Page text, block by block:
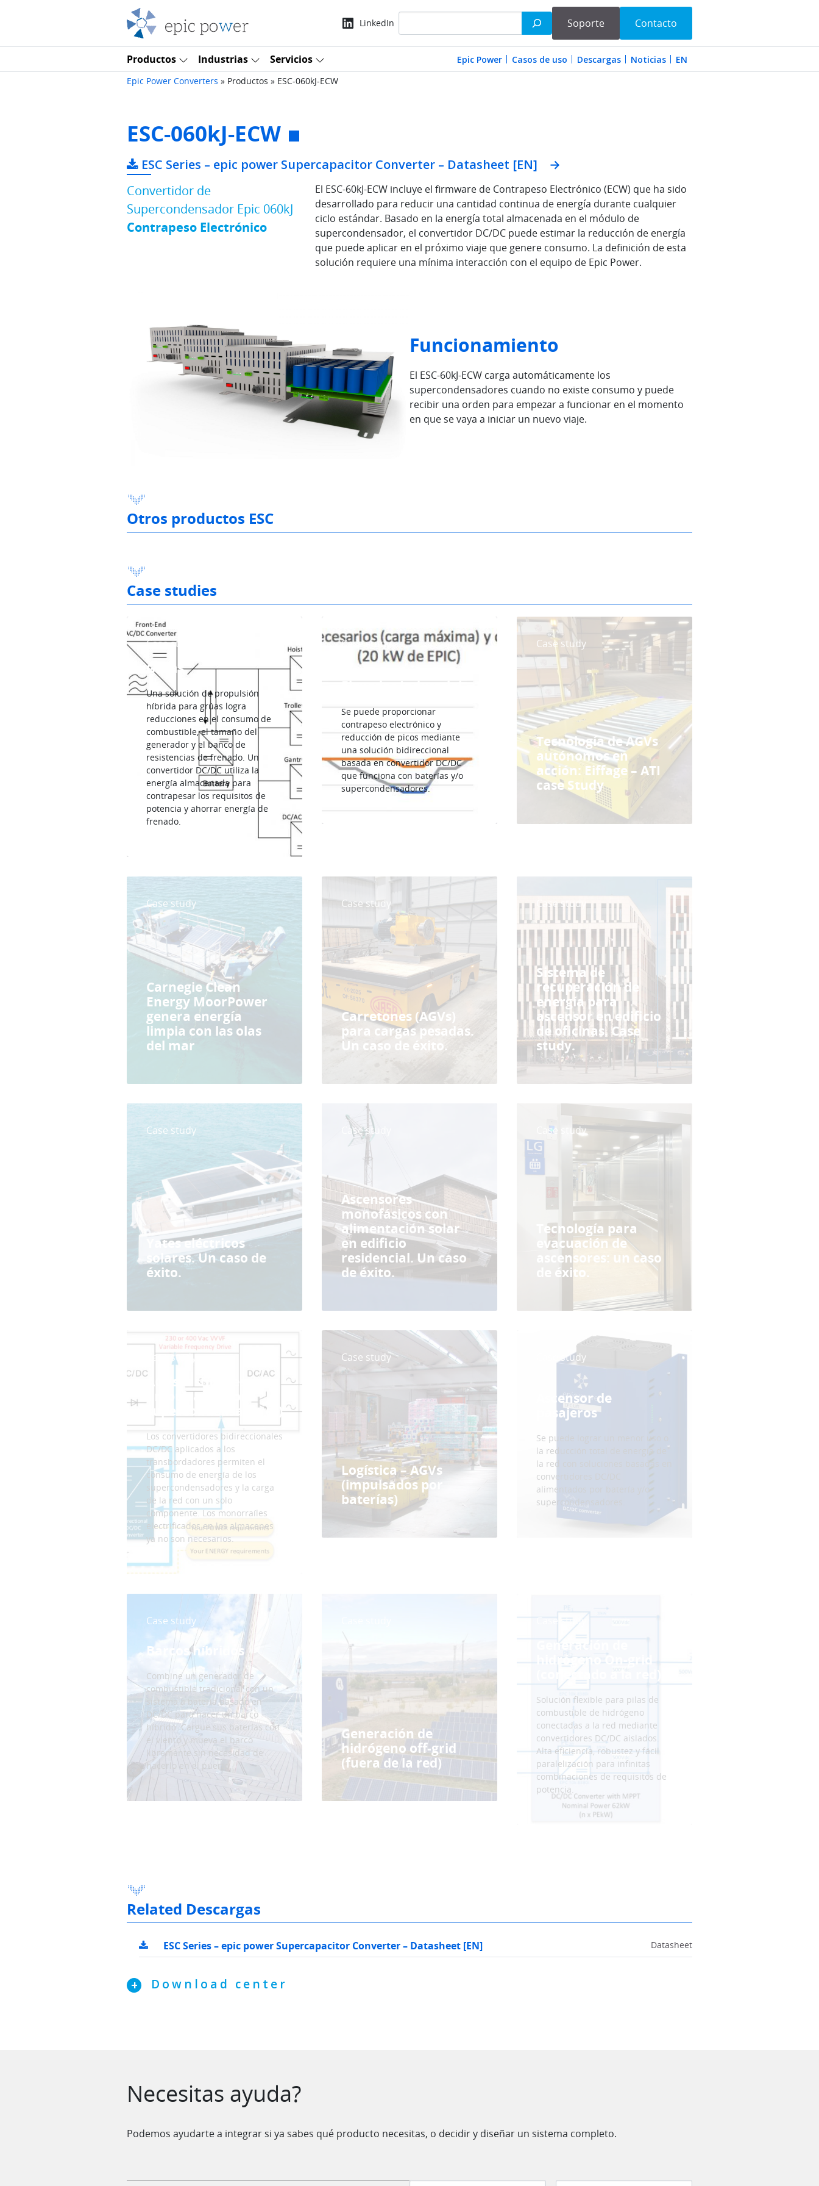
Navegación principal LinkedIn Soporte Contacto
Productos Industrias Servicios Epic Power Casos de uso Descargas Noticias
EN
Epic Power Converters » Productos » ESC-060kJ-ECW
ESC-060kJ-ECW
ESC Series – epic power Supercapacitor Converter – Datasheet [EN]
Convertidor de
Supercondensador Epic 060kJ
Contrapeso Electrónico
El ESC-60kJ-ECW incluye el firmware de Contrapeso Electrónico (ECW) que ha sido
desarrollado para reducir una cantidad continua de energía durante cualquier
ciclo estándar. Basado en la energía total almacenada en el módulo de
supercondensador, el convertidor DC/DC puede estimar la reducción de energía
que puede aplicar en el próximo viaje que genere consumo. La definición de esta
solución requiere una mínima interacción con el equipo de Epic Power.
Funcionamiento
El ESC-60kJ-ECW carga automáticamente los
supercondensadores cuando no existe consumo y puede
recibir una orden para empezar a funcionar en el momento
en que se vaya a iniciar un nuevo viaje.
Otros productos ESC
Case studies
Case study
Grúas
Una solución de propulsión
híbrida para grúas logra
reducciones en el consumo de
combustible, el tamaño del
generador y el banco de
resistencias de frenado. Un
convertidor DC/DC utiliza la
energía almacenada para
contrapesar los requisitos de
potencia y ahorrar energía de
frenado.
Case study
Se puede proporcionar
contrapeso electrónico y
reducción de picos mediante
una solución bidireccional
basada en convertidor DC/DC
que funciona con baterías y/o
supercondensadores.
Case study
Tecnología de AGVs
autónomos en
acción: Eiffage – ATI
case Study
Case study
Carnegie Clean
Energy MoorPower
genera energía
limpia con las olas
del mar
Case study
Carretones (AGVs)
para cargas pesadas.
Un caso de éxito.
Case study
Sistema de
recuperación de
energía para
ascensor en edificio
de oficinas. Case
study.
Case study
Yates eléctricos
solares. Un caso de
éxito.
Case study
Ascensores
monofásicos con
alimentación solar
en edificio
residencial. Un caso
de éxito.
Case study
Tecnología para
evacuación de
ascensores: un caso
de éxito.
Case study
AGVs & shuttles
(impulsados con
supercondensadores)
Los convertidores bidireccionales
DC/DC aplicados a los
transbordadores permiten el
consumo de energía de los
supercondensadores y la carga
de la red con un solo
componente. Los monorraíles
electrificados en los almacenes
ya no son necesarios.
Case study
Logística – AGVs
(impulsados por
baterías)
Case study
Ascensor de
pasajeros
Se puede lograr un menor uso o
la reducción total de energía de
la red con soluciones basadas en
convertidores DC/DC
alimentados por batería y/o
supercondensadores.
Case study
Barcos híbridos
Combine un generador de
combustible tradicional con un
sistema a batería basado en
DC/DC para hacer un barco
híbrido. Cargue sus baterías con
el viento y mueva el barco
libremente sin necesidad de
hacerlo en el puerto.
Generación de
hidrógeno off-grid
(fuera de la red)
Case study
Generación de
hidrógeno On-grid
(conectado a la red)
Solución flexible para pilas de
combustible de hidrógeno
conectadas a la red mediante
convertidores DC/DC aislados.
Alta eficiencia, robustez y fácil
paralelización para infinitas
combinaciones de requisitos de
potencia.
Related Descargas
ESC Series – epic power Supercapacitor Converter – Datasheet [EN] Datasheet
Download center
Necesitas ayuda?
Podemos ayudarte a integrar si ya sabes qué producto necesitas, o decidir y diseñar un sistema completo.